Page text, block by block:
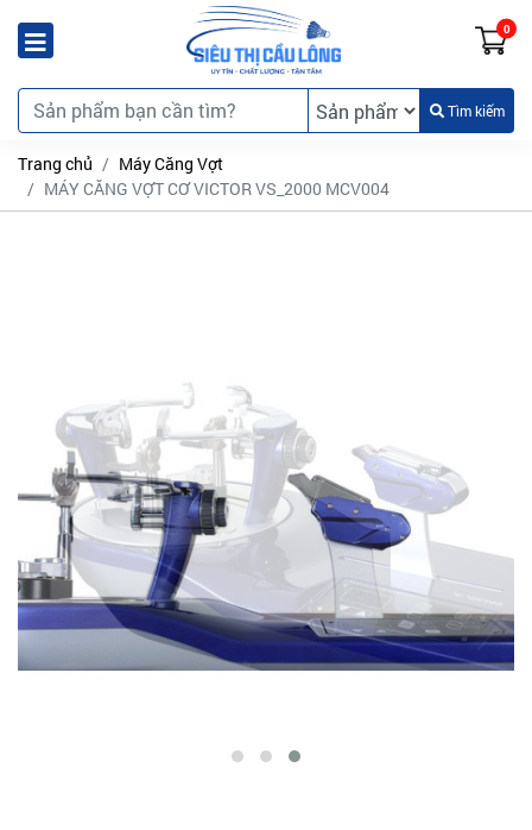
0
Tìm kiếm
Trang chủ
Máy Căng Vợt
MÁY CĂNG VỢT CƠ VICTOR VS_2000 MCV004